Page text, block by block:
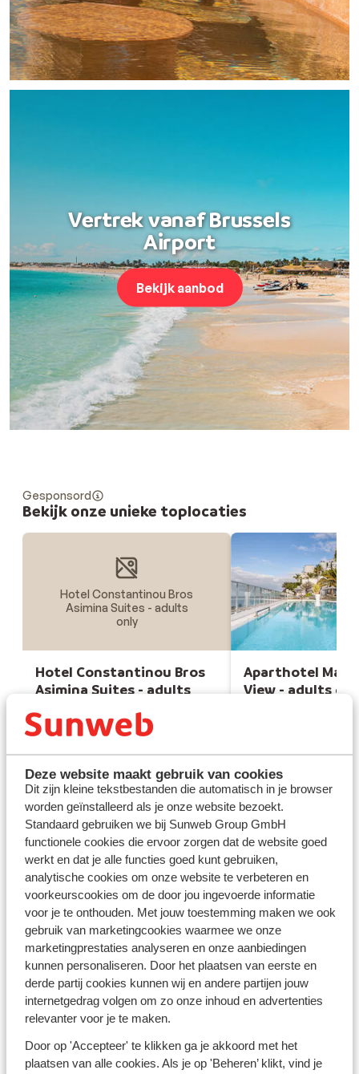
Deze website maakt gebruik van cookies
Dit zijn kleine tekstbestanden die automatisch in je browser
worden geïnstalleerd als je onze website bezoekt.
Standaard gebruiken we bij Sunweb Group GmbH
functionele cookies die ervoor zorgen dat de website goed
werkt en dat je alle functies goed kunt gebruiken,
analytische cookies om onze website te verbeteren en
voorkeurscookies om de door jou ingevoerde informatie
voor je te onthouden. Met jouw toestemming maken we ook
gebruik van marketingcookies waarmee we onze
marketingprestaties analyseren en onze aanbiedingen
kunnen personaliseren. Door het plaatsen van eerste en
derde partij cookies kunnen wij en andere partijen jouw
internetgedrag volgen om zo onze inhoud en advertenties
relevanter voor je te maken.
Door op 'Accepteer' te klikken ga je akkoord met het
plaatsen van alle cookies. Als je op 'Beheren’ klikt, vind je
Vertrek vanaf Brussels
Airport
Bekijk aanbod
Gesponsord
Bekijk onze unieke toplocaties
Hotel Constantinou Bros
Asimina Suites - adults
only
Hotel Constantinou Bros
Asimina Suites - adults
Cyprus, Paphos
Aparthotel
View - adults
Populaire soorten zonvakanties
All inclusive vakanties
Geniet van de beste deals
Adults only